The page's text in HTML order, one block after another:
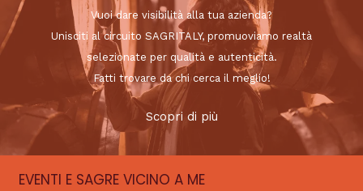
Vuoi dare visibilità alla tua azienda?
Unisciti al circuito SAGRITALY, promuoviamo realtà
selezionate per qualità e autenticità.
Fatti trovare da chi cerca il meglio!
Scopri di più
EVENTI E SAGRE VICINO A ME